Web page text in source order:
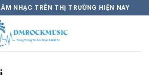
NHẠC TRÊN THỊ TRƯỜNG HIỆN NAY